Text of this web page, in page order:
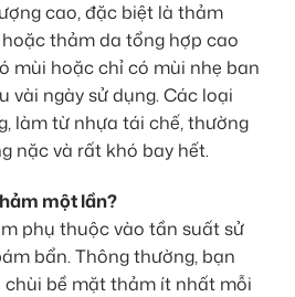
cao, đặc biệt là thảm
thảm da tổng hợp cao
mùi hoặc chỉ có mùi nhẹ ban
vài ngày sử dụng. Các loại
làm từ nhựa tái chế, thường
nặc và rất khó bay hết.
một lần?
phụ thuộc vào tần suất sử
bẩn. Thông thường, bạn
bề mặt thảm ít nhất mỗi